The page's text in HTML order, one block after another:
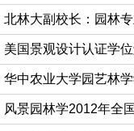
北林大副校长：园林
美国景观设计认证学
华中农业大学园艺林
风景园林学2012年全